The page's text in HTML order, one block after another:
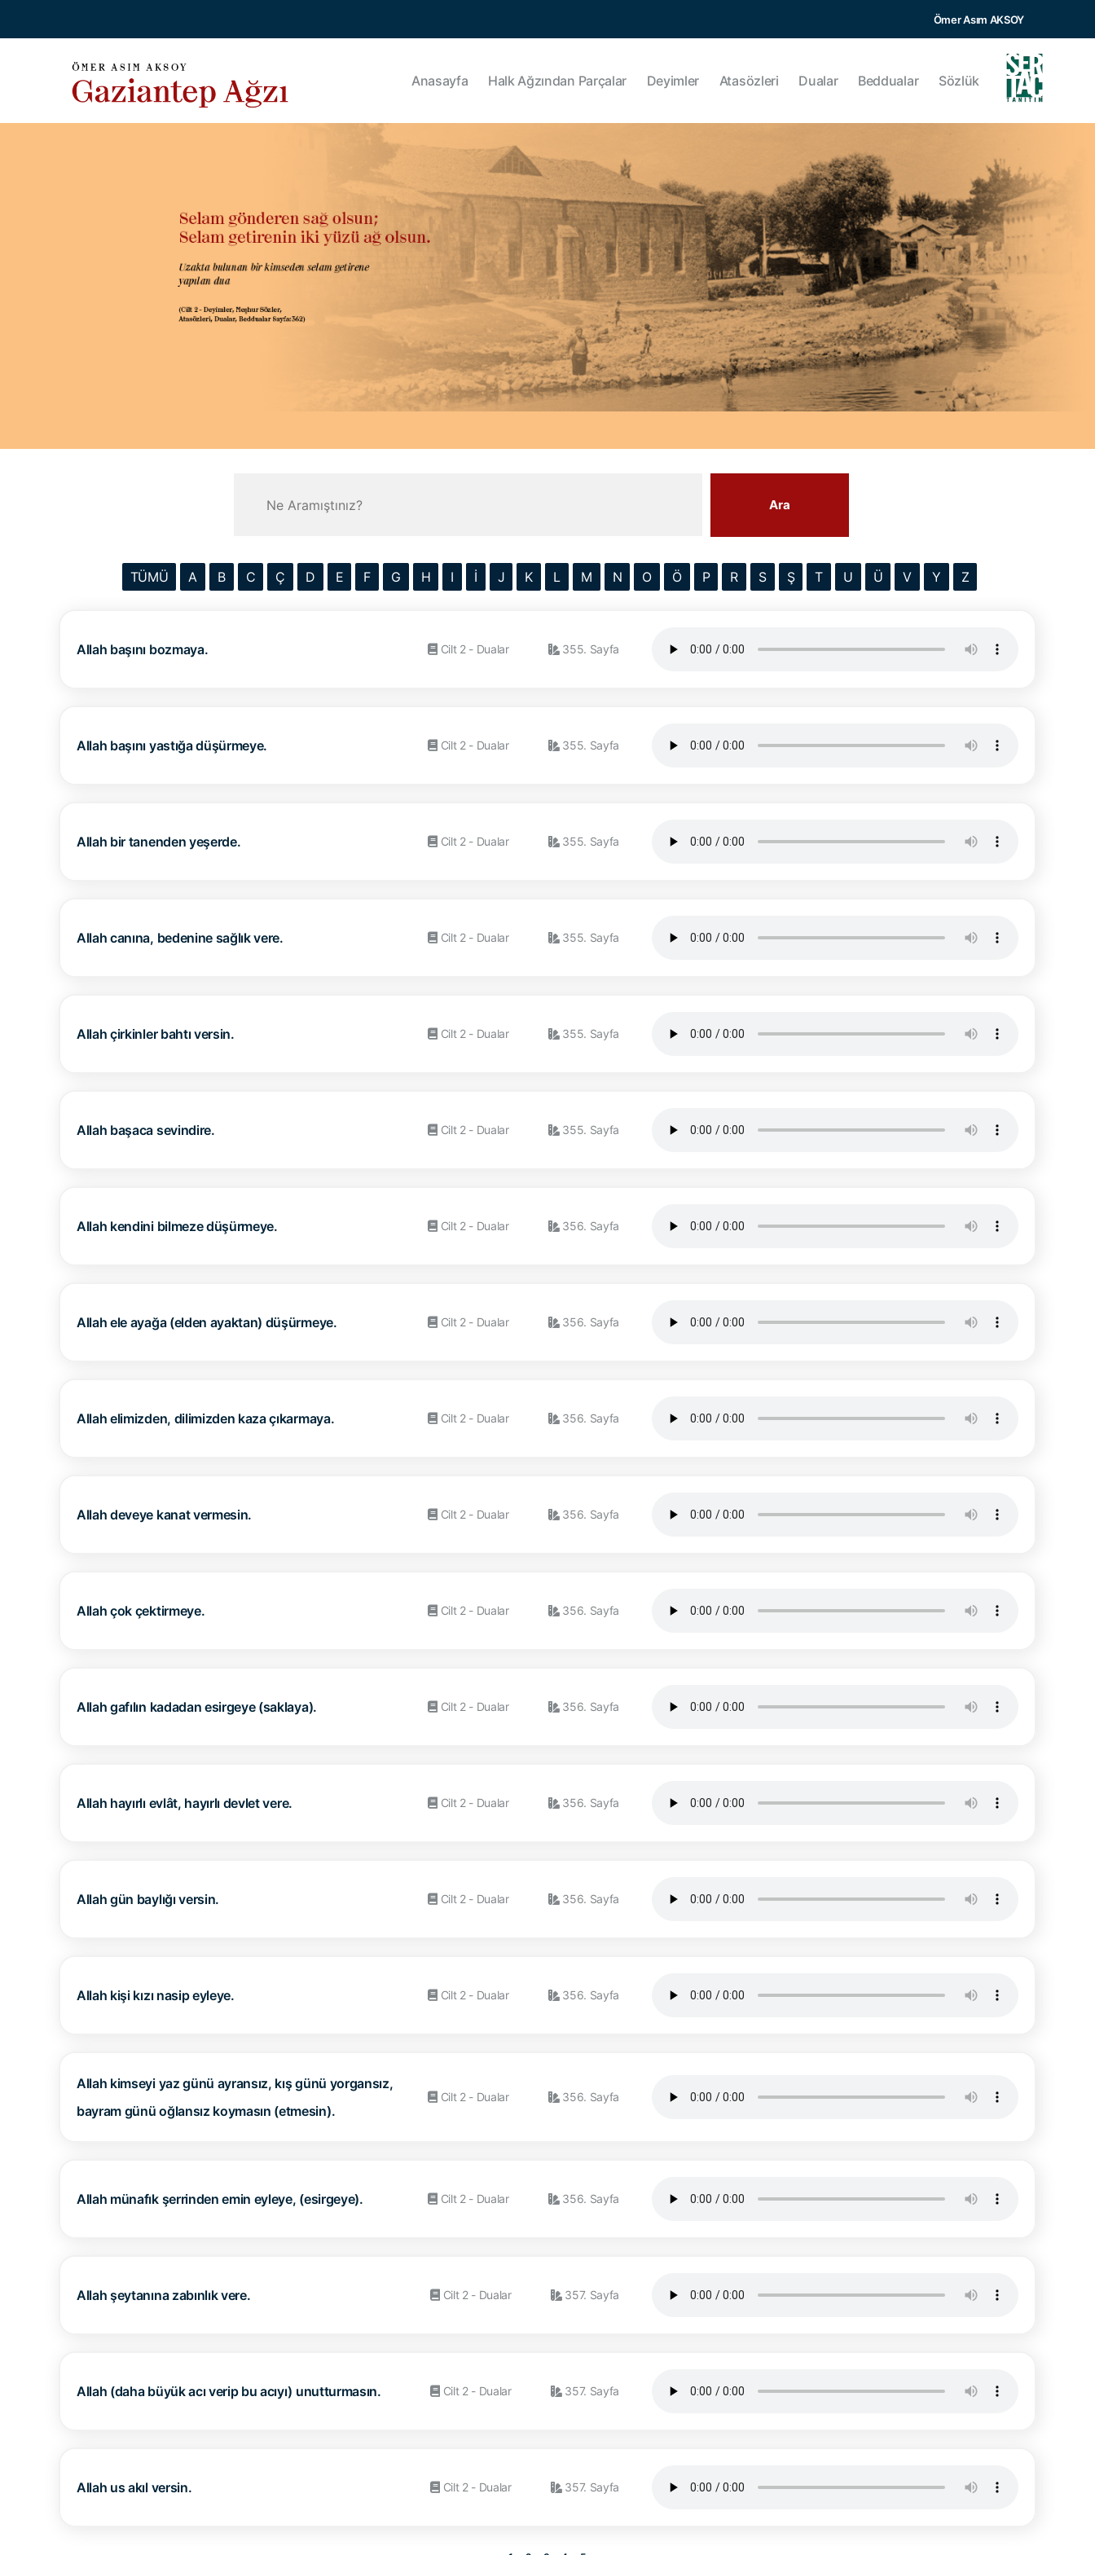
Ömer Asım AKSOY
Anasayfa Halk Ağzından Parçalar Deyimler Atasözleri Dualar Beddualar Sözlük
Ara
TÜMÜ A B C Ç D E F G H I İ J K L M N O Ö P R S Ş T U Ü V Y Z
Allah başını bozmaya. Cilt 2 - Dualar 355. Sayfa
Allah başını yastığa düşürmeye. Cilt 2 - Dualar 355. Sayfa
Allah bir tanenden yeşerde. Cilt 2 - Dualar 355. Sayfa
Allah canına, bedenine sağlık vere. Cilt 2 - Dualar 355. Sayfa
Allah çirkinler bahtı versin. Cilt 2 - Dualar 355. Sayfa
Allah başaca sevindire. Cilt 2 - Dualar 355. Sayfa
Allah kendini bilmeze düşürmeye. Cilt 2 - Dualar 356. Sayfa
Allah ele ayağa (elden ayaktan) düşürmeye. Cilt 2 - Dualar 356. Sayfa
Allah elimizden, dilimizden kaza çıkarmaya. Cilt 2 - Dualar 356. Sayfa
Allah deveye kanat vermesin. Cilt 2 - Dualar 356. Sayfa
Allah çok çektirmeye. Cilt 2 - Dualar 356. Sayfa
Allah gafılın kadadan esirgeye (saklaya). Cilt 2 - Dualar 356. Sayfa
Allah hayırlı evlât, hayırlı devlet vere. Cilt 2 - Dualar 356. Sayfa
Allah gün baylığı versin. Cilt 2 - Dualar 356. Sayfa
Allah kişi kızı nasip eyleye. Cilt 2 - Dualar 356. Sayfa
Allah kimseyi yaz günü ayransız, kış günü yorgansız,
bayram günü oğlansız koymasın (etmesin).
Cilt 2 - Dualar 356. Sayfa
Allah münafık şerrinden emin eyleye, (esirgeye). Cilt 2 - Dualar 356. Sayfa
Allah şeytanına zabınlık vere. Cilt 2 - Dualar 357. Sayfa
Allah (daha büyük acı verip bu acıyı) unutturmasın. Cilt 2 - Dualar 357. Sayfa
Allah us akıl versin. Cilt 2 - Dualar 357. Sayfa